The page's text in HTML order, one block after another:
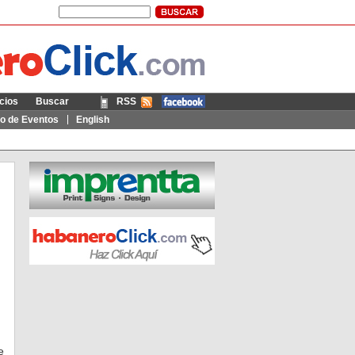
de Eventos English
Buscar
RSS
Móvil